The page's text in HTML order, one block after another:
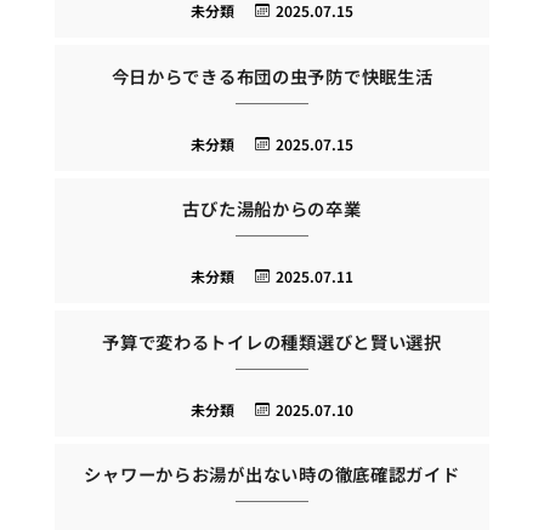
2025.07.15
未分類
今日からできる布団の虫予防で快眠生活
2025.07.15
未分類
古びた湯船からの卒業
2025.07.11
未分類
予算で変わるトイレの種類選びと賢い選択
2025.07.10
未分類
シャワーからお湯が出ない時の徹底確認ガイド